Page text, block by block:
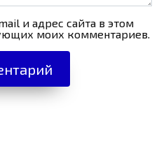
и адрес сайта в этом
моих комментариев.